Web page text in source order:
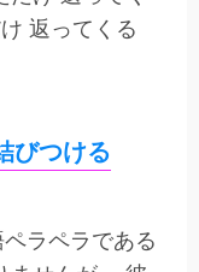
返ってくる
びつける
ラペラである